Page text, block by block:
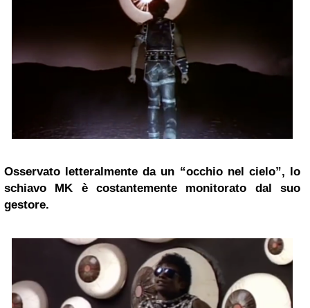
Osservato letteralmente da un “occhio nel cielo”, lo
schiavo MK è costantemente monitorato dal suo
gestore.